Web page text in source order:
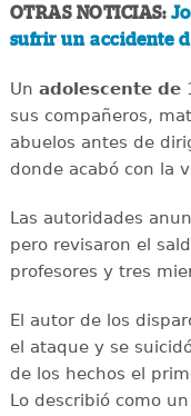
OTRAS NOTICIAS:
sufrir un accidente
Un adolescente de
sus compañeros,
abuelos antes de
donde acabó con la
Las autoridades
pero revisaron el
profesores y tres
El autor de los
el ataque y se
de los hechos el
Lo describió como